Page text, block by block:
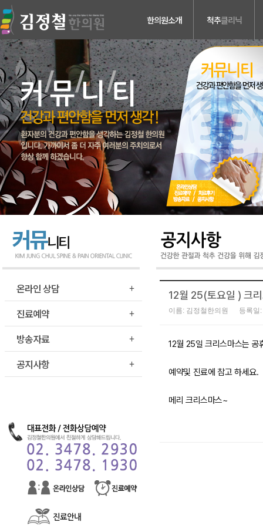
한의원소개 척추클리닉
의료진소개
진료안내
검사장비소개
치료장비소개
병원둘러보기
찾아오시는길
허리디스크
목디스크
척추관 협착증
척추분리증 &
척추전방전위증
척추수술후유증
커뮤니티
온라인 상담
진료예약
방송자료
공지사항
12월 25(토요일 ) 크
이름: 김정철한의원 등록일
12월 25일 크리스마스는 공
예약및 진료에 참고 하세요.
메리 크리스마스~